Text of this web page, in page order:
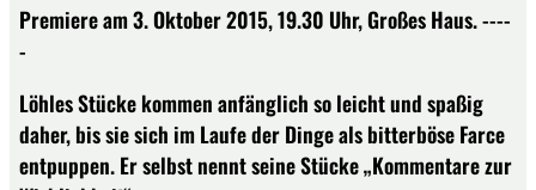
Premiere am 3. Oktober 2015, 19.30 Uhr, Großes Haus. ----
-
Löhles Stücke kommen anfänglich so leicht und spaßig
daher, bis sie sich im Laufe der Dinge als bitterböse Farce
entpuppen. Er selbst nennt seine Stücke „Kommentare zur